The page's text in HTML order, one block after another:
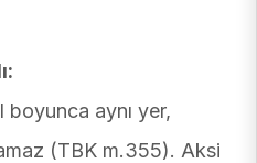
boyunca aynı yer,
(TBK m.355). Aksi